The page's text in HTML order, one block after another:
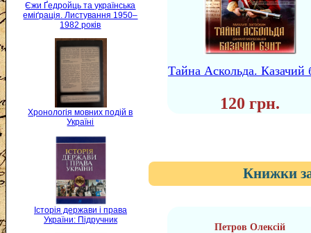
Єжи Ґедройць та українська
еміґрація. Листування 1950–
1982 років
Хронологія мовних подій в
Україні
Історія держави і права
України: Підручник
Тайна Аскольда. Казачий
120 грн.
Книжки
Петров Олексій